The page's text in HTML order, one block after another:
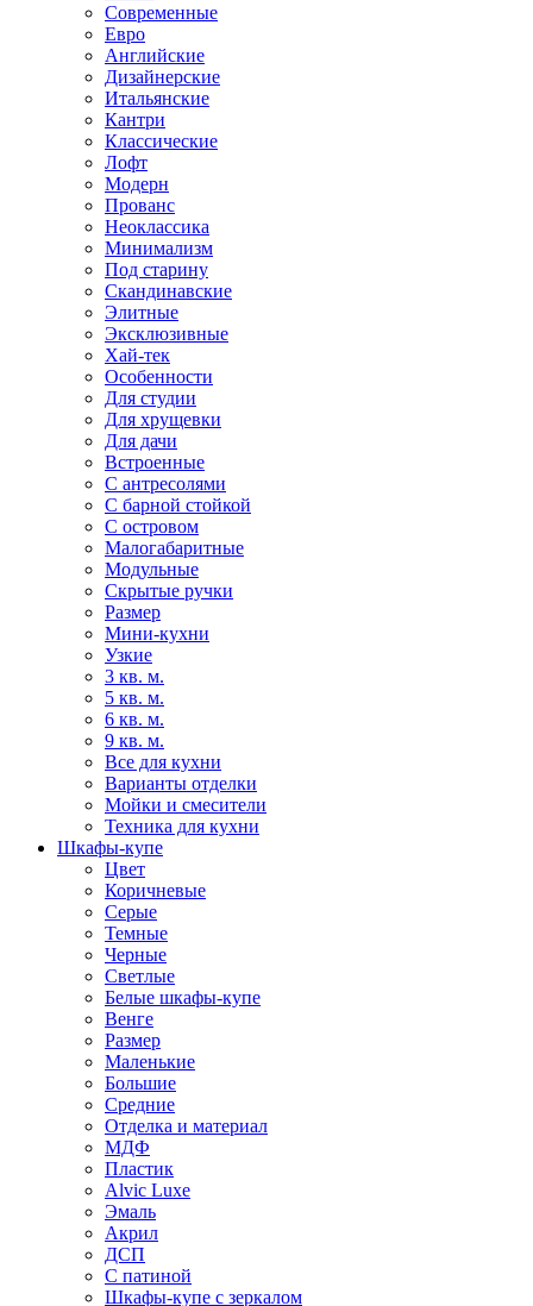
Современные
Евро
Английские
Дизайнерские
Итальянские
Кантри
Классические
Лофт
Модерн
Прованс
Неоклассика
Минимализм
Под старину
Скандинавские
Элитные
Эксклюзивные
Хай-тек
Особенности
Для студии
Для хрущевки
Для дачи
Встроенные
С антресолями
С барной стойкой
С островом
Малогабаритные
Модульные
Скрытые ручки
Размер
Мини-кухни
Узкие
3 кв. м.
5 кв. м.
6 кв. м.
9 кв. м.
Все для кухни
Варианты отделки
Мойки и смесители
Техника для кухни
Шкафы-купе
Цвет
Коричневые
Серые
Темные
Черные
Светлые
Белые шкафы-купе
Венге
Размер
Маленькие
Большие
Средние
Отделка и материал
МДФ
Пластик
Alvic Luxe
Эмаль
Акрил
ДСП
С патиной
Шкафы-купе с зеркалом